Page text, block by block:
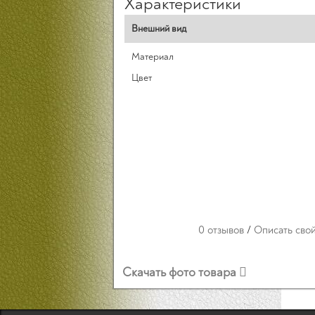
Внешний вид
Материал
Цвет
0 отзывов / Описать
Скачать фото товара